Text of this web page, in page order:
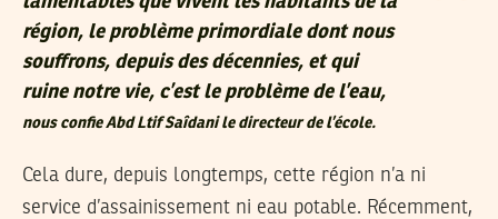
région, le problème primordiale dont nous
souffrons, depuis des décennies, et qui
ruine notre vie, c’est le problème de l’eau,
nous confie Abd Ltif Saîdani le directeur de l’école.
Cela dure, depuis longtemps, cette région n’a ni
service d’assainissement ni eau potable. Récemment,